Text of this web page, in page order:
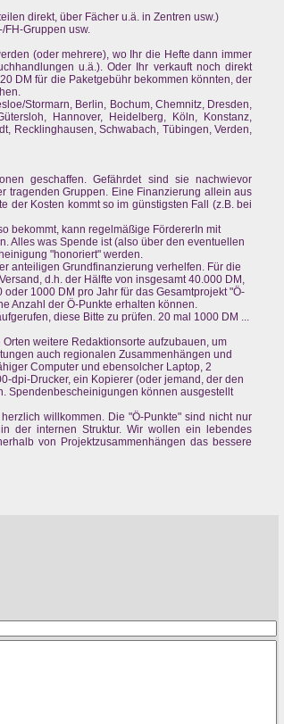
direkt, über Fächer u.ä. in Zentren usw.)
FH-Gruppen usw.
(oder mehrere), wo Ihr die Hefte dann immer
u.ä.). Oder Ihr verkauft noch direkt
DM für die Paketgebühr bekommen könnten, der
Stormarn, Berlin, Bochum, Chemnitz, Dresden,
Hannover, Heidelberg, Köln, Konstanz,
Recklinghausen, Schwabach, Tübingen, Verden,
geschaffen. Gefährdet sind sie nachwievor
tragenden Gruppen. Eine Finanzierung allein aus
der Kosten kommt so im günstigsten Fall (z.B. bei
bekommt, kann regelmäßige FördererIn mit
Alles was Spende ist (also über den eventuellen
"honoriert" werden.
anteiligen Grundfinanzierung verhelfen. Für die
d.h. der Hälfte von insgesamt 40.000 DM,
1000 DM pro Jahr für das Gesamtprojekt "Ö-
Anzahl der Ö-Punkte erhalten können.
diese Bitte zu prüfen. 20 mal 1000 DM ...
weitere Redaktionsorte aufzubauen, um
auch regionalen Zusammenhängen und
Computer und ebensolcher Laptop, 2
dpi-Drucker, ein Kopierer (oder jemand, der den
Spendenbescheinigungen können ausgestellt
willkommen. Die "Ö-Punkte" sind nicht nur
der internen Struktur. Wir wollen ein lebendes
von Projektzusammenhängen das bessere